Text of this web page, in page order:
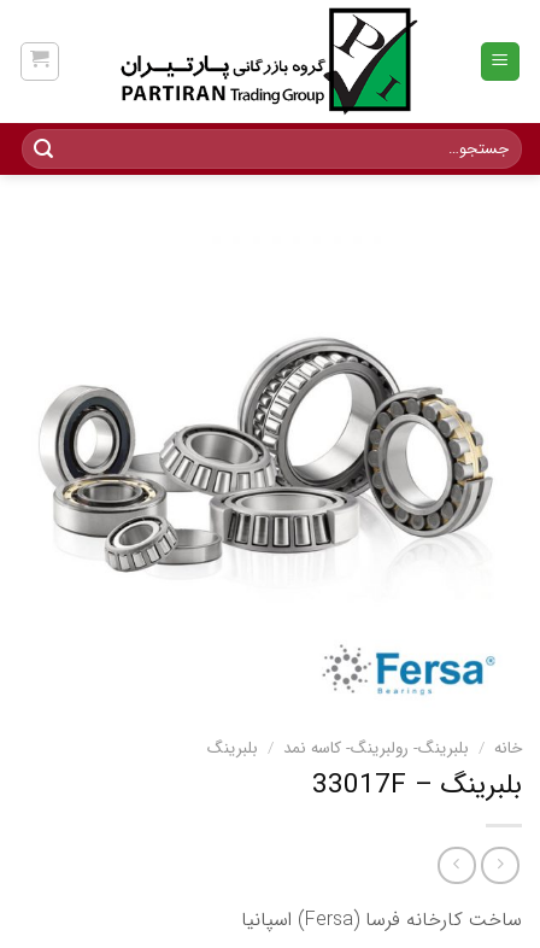
content
جستجو
برای:
خانه / بلبرینگ- رولبرینگ- کاسه نمد / بلبرینگ
بلبرینگ – 33017F
ساخت کارخانه فرسا (Fersa) اسپانیا